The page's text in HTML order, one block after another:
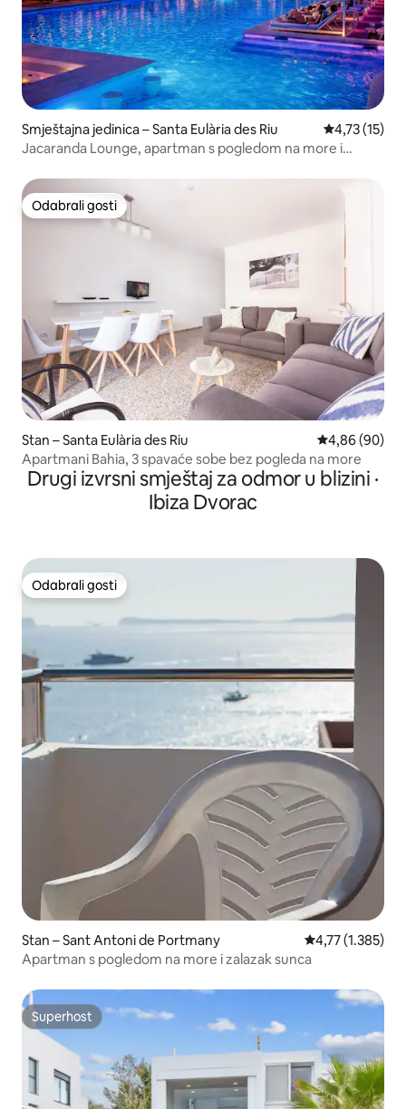
Smještajna jedinica – Santa Eulària des Riu Prosječna
4,73 (15)
Jacaranda Lounge, apartman s pogledom na more i
Odabrali gosti
Odabrali gosti
Stan – Santa Eulària des Riu Prosječna
4,86 (90)
Apartmani Bahia, 3 spavaće sobe bez pogleda na more
Drugi izvrsni smještaj za odmor u blizini ·
Ibiza Dvorac
Odabrali gosti
Odabrali gosti
Stan – Sant Antoni de Portmany Prosječna
4,77 (1.385)
Apartman s pogledom na more i zalazak sunca
Superhost
Superhost